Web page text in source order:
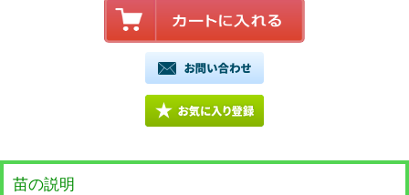
苗の説明